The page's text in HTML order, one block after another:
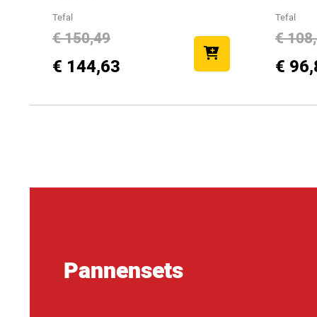
Tefal
€ 150,49
€ 144,63
Tefal
€
€
Pannensets